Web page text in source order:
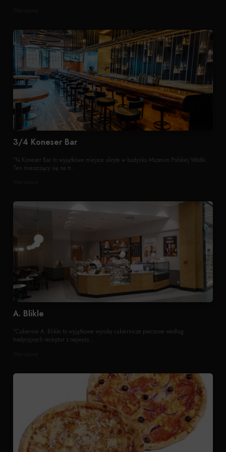
3/4 Koneser Bar
"¾ Koneser Bar to wyjątkowe miejsce ukryte w budynku Muzeum Polskiej Wódki.
Ten mieszczący się na tr...
A. Blikle
"Cukiernie A. Blikle to wyjątkowe wyroby cukiernicze pieczone według
tradycyjnych receptur z najwyżs...